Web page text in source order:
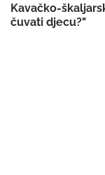
Kavačko-
čuvati djecu?"